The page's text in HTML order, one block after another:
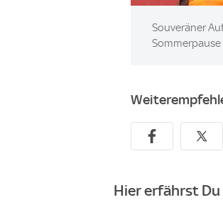
Image:
Souveräner
Sommerpause
Hier erfährst Du